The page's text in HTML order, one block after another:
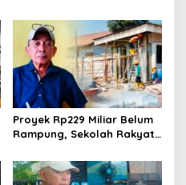
Sidang Masuk Pembuktian
Proyek Rp229 Miliar Belum
Rampung, Sekolah Rakyat
Dugaan Pembatasan
Jurnalis Disorot